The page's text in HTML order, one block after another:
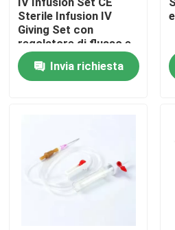
Contattaci
Notizie
Maschera di ossigeno
Maschera di ossigeno
Sterile Infusion IV
Giving Set con
regolatore di flusso e
ago
Invia richiesta